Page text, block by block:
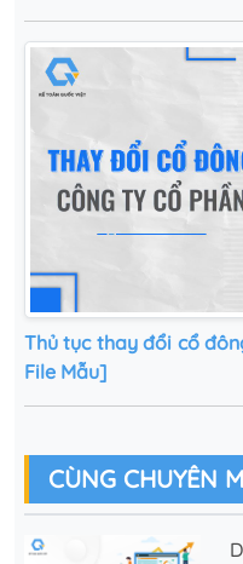
Thủ tục thay đổi cổ
File Mẫu]
CÙNG CHUYÊN